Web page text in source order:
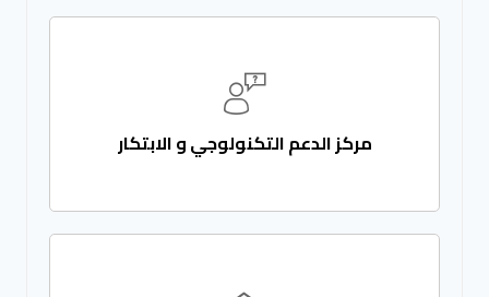
مركز الدعم التكنولوجي و الابتكار